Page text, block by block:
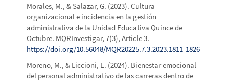
Morales, M., & Salazar, G. (2023). Cultura
organizacional e incidencia en la gestión
administrativa de la Unidad Educativa Quince de
Octubre. MQRInvestigar, 7(3), Article 3.
https://doi.org/10.56048/MQR20225.7.3.2023.1811-1826
Moreno, M., & Liccioni, E. (2024). Bienestar emocional
del personal administrativo de las carreras dentro de